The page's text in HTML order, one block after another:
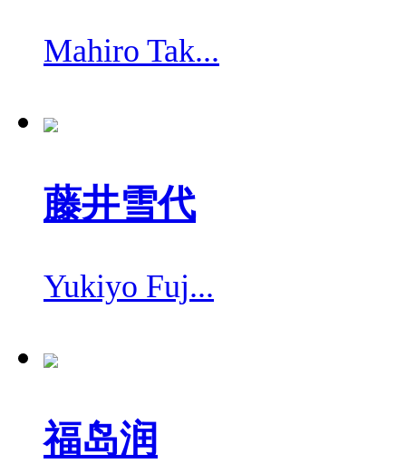
Mahiro Tak...
藤井雪代
Yukiyo Fuj...
福岛润